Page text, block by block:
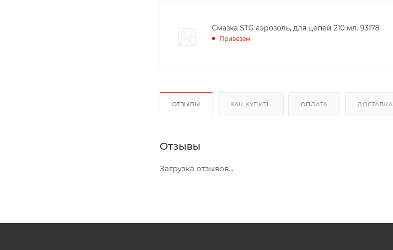
Смазка STG аэрозоль, для цепей 210 мл. 93178
Привезем
ОТЗЫВЫ КАК КУПИТЬ ОПЛАТА ДОСТАВКА
Отзывы
Загрузка отзывов...